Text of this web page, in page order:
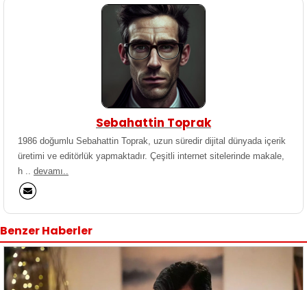
Sebahattin Toprak
1986 doğumlu Sebahattin Toprak, uzun süredir dijital dünyada içerik
üretimi ve editörlük yapmaktadır. Çeşitli internet sitelerinde makale,
h .. devamı..
Benzer Haberler